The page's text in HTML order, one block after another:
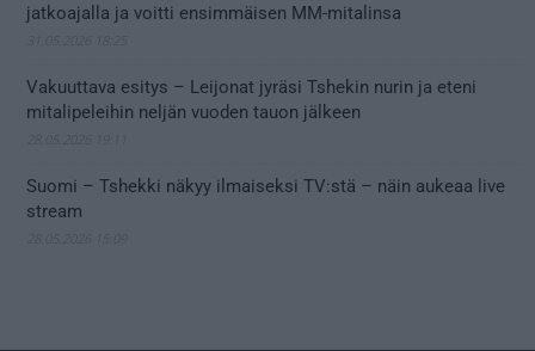
jatkoajalla ja voitti ensimmäisen MM-mitalinsa
Vakuuttava esitys – Leijonat jyräsi Tshekin nurin ja eteni
mitalipeleihin neljän vuoden tauon jälkeen
Suomi – Tshekki näkyy ilmaiseksi TV:stä – näin aukeaa live
stream